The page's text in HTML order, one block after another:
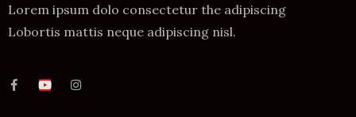
Lorem ipsum dolo consectetur the adipiscing
Lobortis mattis neque adipiscing nisl.